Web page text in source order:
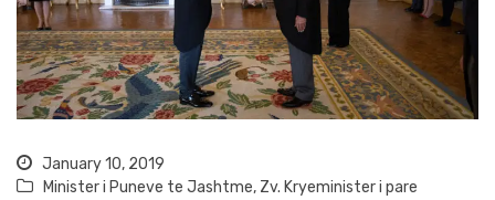
January 10, 2019
Minister i Puneve te Jashtme, Zv. Kryeminister i pare